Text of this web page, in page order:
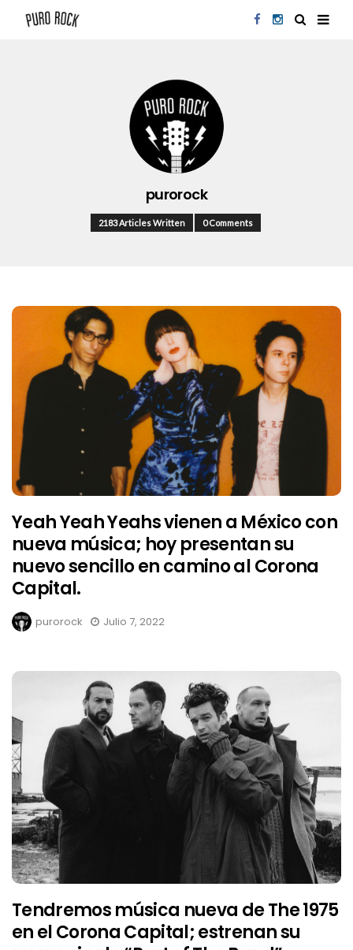
purorock
2183 Articles Written 0 Comments
Yeah Yeah Yeahs vienen a México con
nueva música; hoy presentan su
nuevo sencillo en camino al Corona
Capital.
purorock Julio 7, 2022
Tendremos música nueva de The 1975
en el Corona Capital; estrenan su